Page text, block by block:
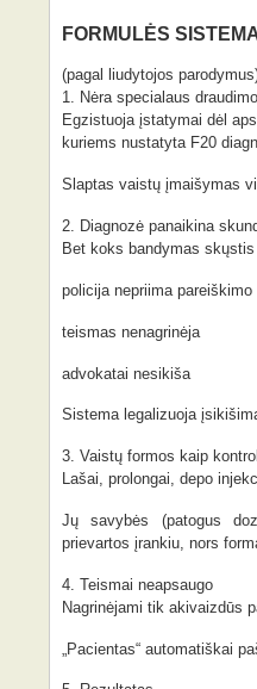
FORMULĖS
(pagal liudytojos
1. Nėra specialaus draudimo
Egzistuoja įstatymai dėl
kuriems nustatyta F20
Slaptas vaistų įmaišymas
2. Diagnozė panaikina
Bet koks bandymas
policija nepriima pareiškimo
teismas nenagrinėja
advokatai nesikiša
Sistema legalizuoja
3. Vaistų formos kaip
Lašai, prolongai, depo
Jų savybės (patogus
prievartos įrankiu, nors
4. Teismai neapsaugo
Nagrinėjami tik akivaizdūs
„Pacientas“ automatiškai